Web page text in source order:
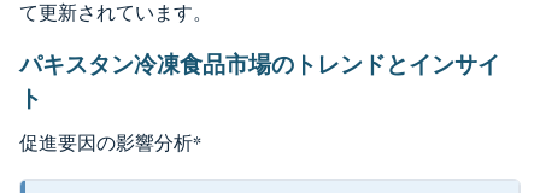
て更新されています。
パキスタン冷凍食品市場のトレンドとインサイ
ト
促進要因の影響分析*